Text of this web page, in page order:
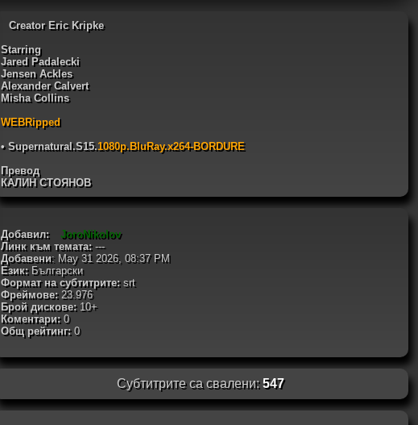
Creator Eric Kripke
Starring
Jared Padalecki
Jensen Ackles
Alexander Calvert
Misha Collins
WEBRipped
• Supernatural.S15.1080p.BluRay.x264-BORDURE
Превод
КАЛИН СТОЯНОВ
Добавил:
JoroNikolov
Линк към темата:---
Добавени: May 31 2026, 08:37 PM
Език:Български
Формат на субтитрите:srt
Фреймове:23.976
Брой дискове:10+
Коментари: 0
Общ рейтинг:0
Субтитрите са свалени:547